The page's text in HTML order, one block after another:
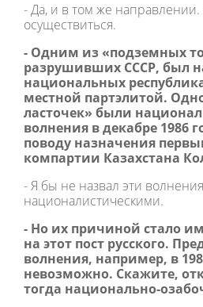
- Да, и в том же
осуществиться.
- Одним из «подземных
разрушивших СССР, был
национальных
местной партэлитой.
ласточек» были
волнения в декабре 1986
поводу назначения
компартии Казахстана
- Я бы не назвал эти волнения
националистическими.
- Но их причиной стало
на этот пост русского.
волнения, например, в
невозможно. Скажите,
тогда национально-